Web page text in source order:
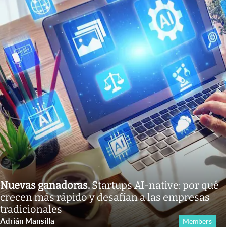
Nuevas ganadoras.Startups AI-native: por qué
crecen más rápido y desafían a las empresas
tradicionales
Adrián Mansilla Members